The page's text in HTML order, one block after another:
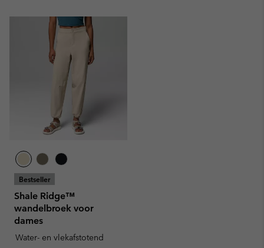
Bestseller
Shale Ridge™
wandelbroek voor
dames
Water- en vlekafstotend